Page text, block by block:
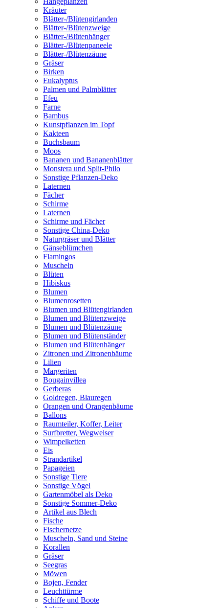
Kräuter
Blätter-/Blütengirlanden
Blätter-/Blütenzweige
Blätter-/Blütenhänger
Blätter-/Blütenpaneele
Blätter-/Blütenzäune
Gräser
Birken
Eukalyptus
Palmen und Palmblätter
Efeu
Farne
Bambus
Kunstpflanzen im Topf
Kakteen
Buchsbaum
Moos
Bananen und Bananenblätter
Monstera und Split-Philo
Sonstige Pflanzen-Deko
Laternen
Fächer
Schirme
Laternen
Schirme und Fächer
Sonstige China-Deko
Naturgräser und Blätter
Gänseblümchen
Flamingos
Muscheln
Blüten
Hibiskus
Blumen
Blumenrosetten
Blumen und Blütengirlanden
Blumen und Blütenzweige
Blumen und Blütenzäune
Blumen und Blütenständer
Blumen und Blütenhänger
Zitronen und Zitronenbäume
Lilien
Margeriten
Bougainvillea
Gerberas
Goldregen, Blauregen
Orangen und Orangenbäume
Ballons
Raumteiler, Koffer, Leiter
Surfbretter, Wegweiser
Wimpelketten
Eis
Strandartikel
Papageien
Sonstige Tiere
Sonstige Vögel
Gartenmöbel als Deko
Sonstige Sommer-Deko
Artikel aus Blech
Fische
Fischernetze
Muscheln, Sand und Steine
Korallen
Gräser
Seegras
Möwen
Bojen, Fender
Leuchttürme
Schiffe und Boote